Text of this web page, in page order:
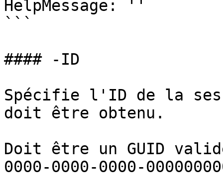
HelpMessage: ''
```
#### -ID
Spécifie l'ID de la
doit être obtenu.
Doit être un GUID
0000-0000-0000-